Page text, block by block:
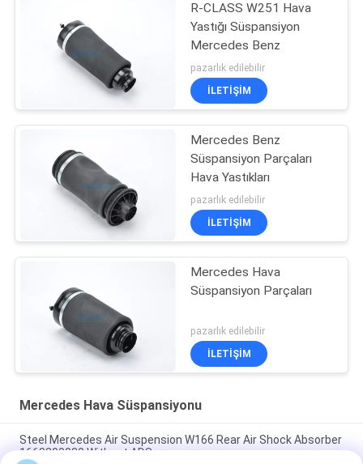
R-CLASS W251 Hava
Yastığı Süspansiyon
Mercedes Benz
pazarlık edilebilir
İLETIŞIM
Mercedes Benz
Süspansiyon Parçaları
Hava Yastıkları
pazarlık edilebilir
İLETIŞIM
Mercedes Hava
Süspansiyon Parçaları
pazarlık edilebilir
İLETIŞIM
Mercedes Hava Süspansiyonu
Steel Mercedes Air Suspension W166 Rear Air Shock Absorber
1663200030 Without ADS